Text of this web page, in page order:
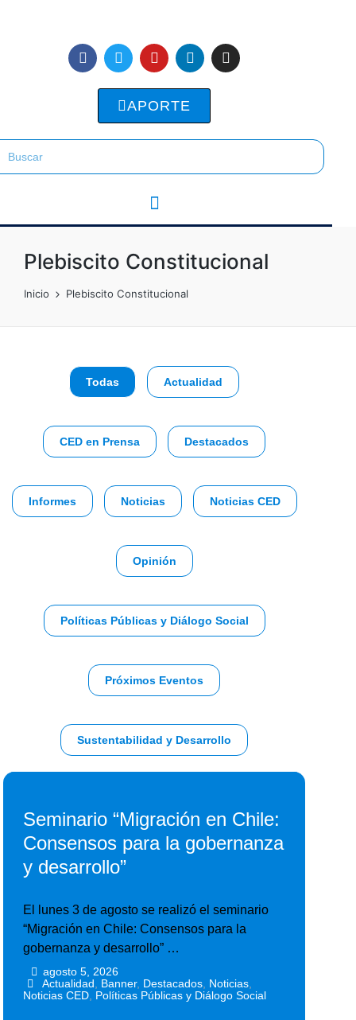
APORTE
Plebiscito Constitucional
Inicio Plebiscito Constitucional
Todas Actualidad
CED en Prensa Destacados
Informes Noticias Noticias CED
Opinión
Políticas Públicas y Diálogo Social
Próximos Eventos
Sustentabilidad y Desarrollo
Seminario “Migración en Chile:
Consensos para la gobernanza
y desarrollo”
El lunes 3 de agosto se realizó el seminario
“Migración en Chile: Consensos para la
gobernanza y desarrollo” …
agosto 5, 2026
Actualidad Banner, Destacados, Noticias,
Noticias CED Políticas Públicas y Diálogo Social